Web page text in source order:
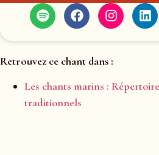
Retrouvez ce chant dans :
Les chants marins :
traditionnels